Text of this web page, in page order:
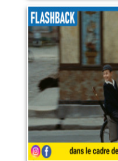
TATI : MON
11 août 2026